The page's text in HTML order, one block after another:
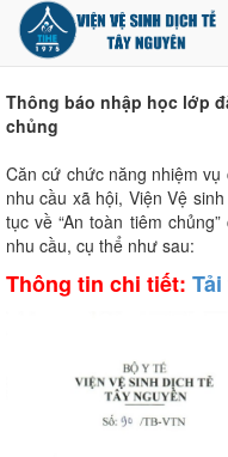
Thông báo nhập học lớp
chủng
Căn cứ chức năng nhiệm
nhu cầu xã hội, Viện Vệ
tục về “An toàn tiêm
nhu cầu, cụ thể như sau:
Thông tin chi tiết: